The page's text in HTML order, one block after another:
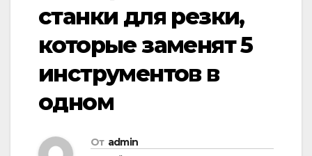
станки для резки,
которые заменят 5
инструментов в
одном
От admin